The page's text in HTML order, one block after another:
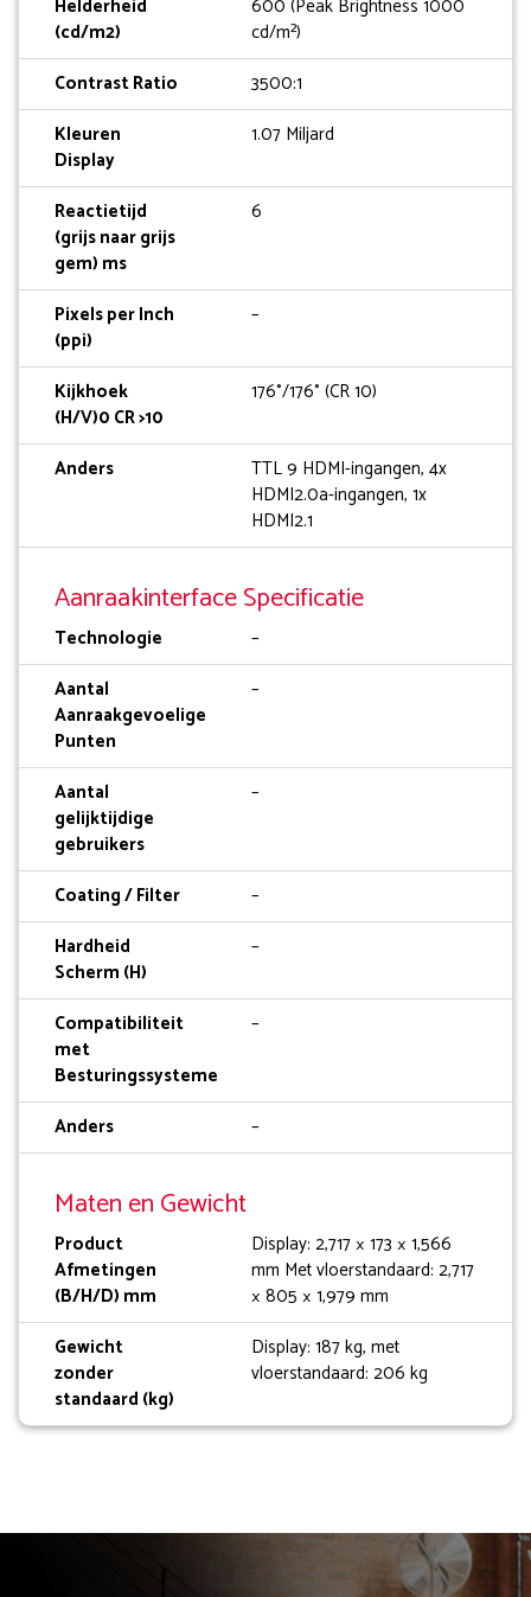
Helderheid
(cd/m2)
600 (Peak Brightness 1000
cd/m²)
Contrast Ratio
3500:1
Kleuren
Display
1.07 Miljard
Reactietijd
(grijs naar grijs
gem) ms
6
Pixels per Inch
(ppi)
–
Kijkhoek
(H/V)0 CR >10
176°/176° (CR 10)
Anders
TTL 9 HDMI-ingangen, 4x
HDMI2.0a-ingangen, 1x
HDMI2.1
Aanraakinterface Specificatie
Technologie
–
Aantal
Aanraakgevoelige
Punten
–
Aantal
gelijktijdige
gebruikers
–
Coating / Filter
–
Hardheid
Scherm (H)
–
Compatibiliteit
met
Besturingssysteme
–
Anders –
Maten en Gewicht
Product
Afmetingen
(B/H/D) mm
Display: 2,717 × 173 × 1,566
mm Met vloerstandaard: 2,717
× 805 × 1,979 mm
Gewicht
zonder
standaard (kg)
Display: 187 kg, met
vloerstandaard: 206 kg